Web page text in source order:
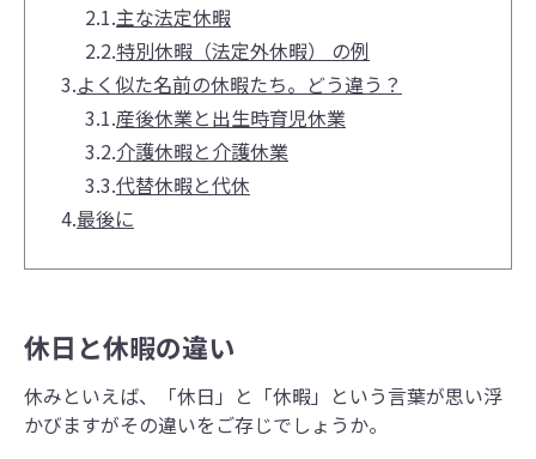
2.1.主な法定休暇
2.2.特別休暇（法定外休暇） の例
3.よく似た名前の休暇たち。どう違う？
3.1.産後休業と出生時育児休業
3.2.介護休暇と介護休業
3.3.代替休暇と代休
4.最後に
休日と休暇の違い
休みといえば、「休日」と「休暇」という言葉が思い浮
かびますがその違いをご存じでしょうか。